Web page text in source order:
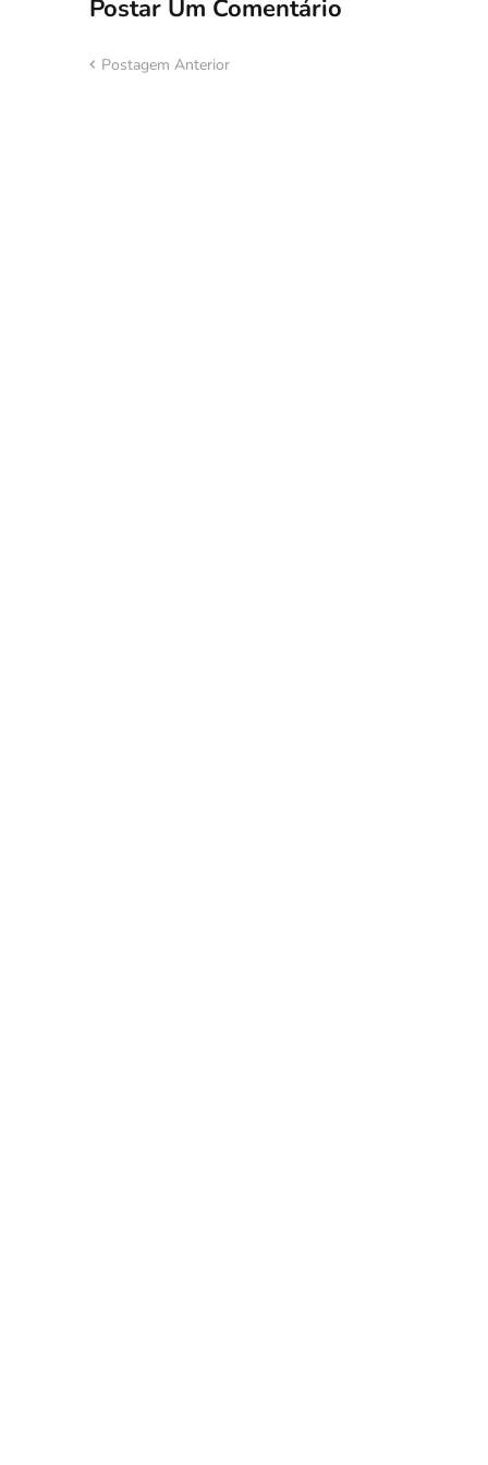
Postar Um Comentário
Postagem Anterior